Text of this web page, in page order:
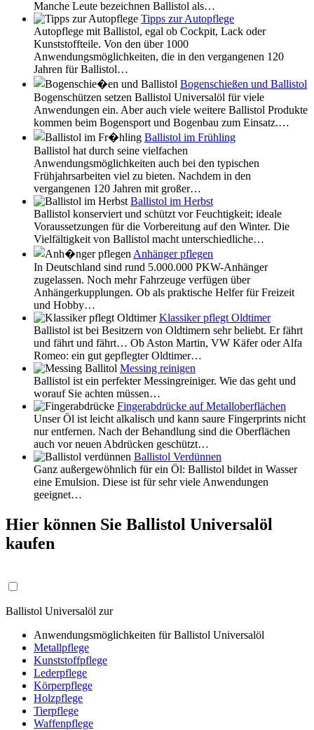
Manche Leute bezeichnen Ballistol als…
Tipps zur Autopflege
Autopflege mit Ballistol, egal ob Cockpit, Lack oder
Kunststoffteile. Von den über 1000
Anwendungsmöglichkeiten, die in den vergangenen 120
Jahren für Ballistol…
Bogenschießen und Ballistol
Bogenschützen setzen Ballistol Universalöl für viele
Anwendungen ein. Aber auch viele weitere Ballistol Produkte
kommen beim Bogensport und Bogenbau zum Einsatz.…
Ballistol im Frühling
Ballistol hat durch seine vielfachen
Anwendungsmöglichkeiten auch bei den typischen
Frühjahrsarbeiten viel zu bieten. Nachdem in den
vergangenen 120 Jahren mit großer…
Ballistol im Herbst
Ballistol konserviert und schützt vor Feuchtigkeit; ideale
Voraussetzungen für die Vorbereitung auf den Winter. Die
Vielfältigkeit von Ballistol macht unterschiedliche…
Anhänger pflegen
In Deutschland sind rund 5.000.000 PKW-Anhänger
zugelassen. Noch mehr Fahrzeuge verfügen über
Anhängerkupplungen. Ob als praktische Helfer für Freizeit
und Hobby…
Klassiker pflegt Oldtimer
Ballistol ist bei Besitzern von Oldtimern sehr beliebt. Er fährt
und fährt und fährt… Ob Aston Martin, VW Käfer oder Alfa
Romeo: ein gut gepflegter Oldtimer…
Messing reinigen
Ballistol ist ein perfekter Messingreiniger. Wie das geht und
worauf Sie achten müssen…
Fingerabdrücke auf Metalloberflächen
Unser Öl ist leicht alkalisch und kann saure Fingerprints nicht
nur entfernen. Nach der Behandlung sind die Oberflächen
auch vor neuen Abdrücken geschützt…
Ballistol Verdünnen
Ganz außergewöhnlich für ein Öl: Ballistol bildet in Wasser
eine Emulsion. Diese ist für sehr viele Anwendungen
geeignet…
Hier können Sie Ballistol Universalöl
kaufen
Ballistol Universalöl zur
Anwendungsmöglichkeiten für Ballistol Universalöl
Metallpflege
Kunststoffpflege
Lederpflege
Körperpflege
Holzpflege
Tierpflege
Waffenpflege